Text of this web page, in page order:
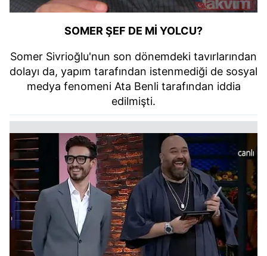
SOMER ŞEF DE Mİ YOLCU?
Somer Sivrioğlu'nun son dönemdeki tavırlarından
dolayı da, yapım tarafından istenmediği de sosyal
medya fenomeni Ata Benli tarafından iddia
edilmişti.